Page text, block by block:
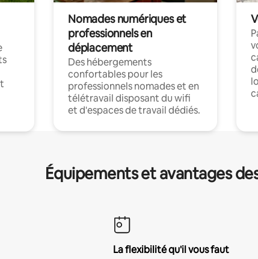
Nomades numériques et
professionnels en
déplacement
Des hébergements
confortables pour les
professionnels nomades et en
télétravail disposant du wifi
et d'espaces de travail dédiés.
Équipements et avantages
La flexibilité qu'il vous faut